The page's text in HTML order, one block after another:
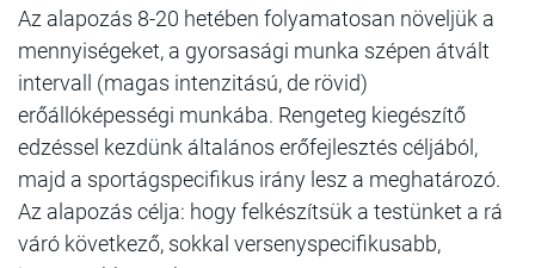
Az alapozás 8-20 hetében folyamatosan növeljük a
mennyiségeket, a gyorsasági munka szépen átvált
intervall (magas intenzitású, de rövid)
erőállóképességi munkába. Rengeteg kiegészítő
edzéssel kezdünk általános erőfejlesztés céljából,
majd a sportágspecifikus irány lesz a meghatározó.
Az alapozás célja: hogy felkészítsük a testünket a rá
váró következő, sokkal versenyspecifikusabb,